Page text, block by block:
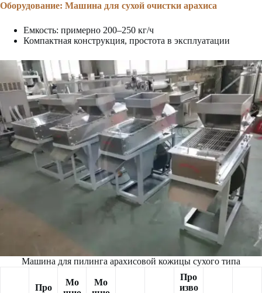
Оборудование: Машина для сухой очистки арахиса
Емкость: примерно 200–250 кг/ч
Компактная конструкция, простота в эксплуатации
Машина для пилинга арахисовой кожицы сухого типа
Про
Мо
Мо
Про
изво